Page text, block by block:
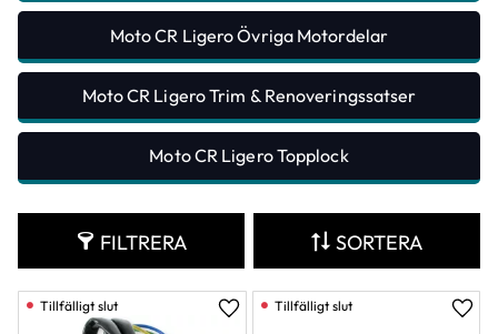
Moto CR Ligero Övriga Motordelar
Moto CR Ligero Trim & Renoveringssatser
Moto CR Ligero Topplock
FILTRERA SORTERA
Lägg till i favoriter